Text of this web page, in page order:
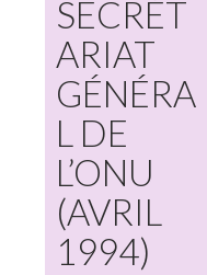
SECRÉT
ARIAT
GÉNÉRA
L DE
L’ONU
(AVRIL
1994)